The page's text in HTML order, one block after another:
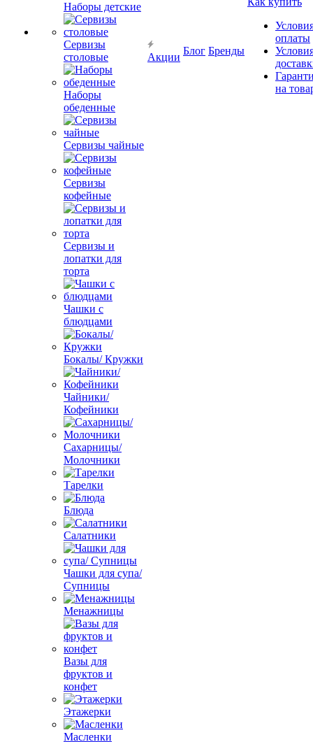
Наборы детские
Сервизы
столовые
Наборы
обеденные
Сервизы чайные
Сервизы
кофейные
Сервизы и
лопатки для
торта
Чашки с
блюдцами
Бокалы/ Кружки
Чайники/
Кофейники
Сахарницы/
Молочники
Тарелки
Блюда
Салатники
Чашки для супа/
Супницы
Менажницы
Вазы для
фруктов и
конфет
Этажерки
Масленки
Акции
Блог Бренды
оплаты
на